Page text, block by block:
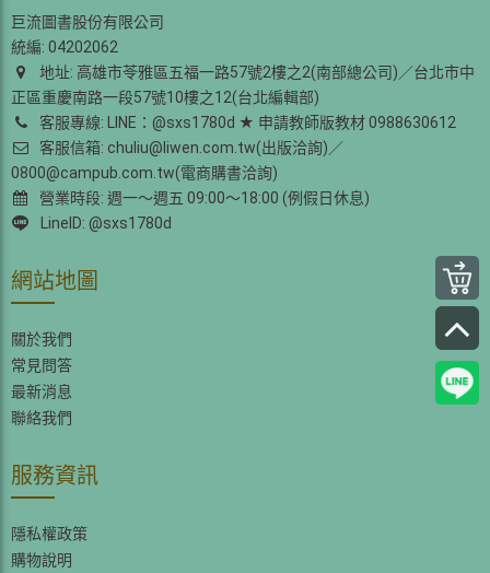
巨流圖書股份有限公司
統編: 04202062
地址: 高雄市苓雅區五福一路57號2樓之2(南部總公司)／台北市中
正區重慶南路一段57號10樓之12(台北編輯部)
客服專線: LINE：@sxs1780d ★ 申請教師版教材 0988630612
客服信箱: chuliu@liwen.com.tw(出版洽詢)／
0800@campub.com.tw(電商購書洽詢)
營業時段: 週一～週五 09:00～18:00 (例假日休息)
LineID: @sxs1780d
網站地圖
關於我們
常見問答
最新消息
聯絡我們
服務資訊
隱私權政策
購物說明